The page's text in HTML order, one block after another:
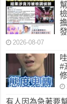
2026-08-07
#
修
有人因為急著要